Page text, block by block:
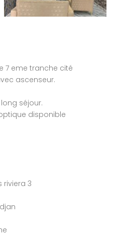
7 eme tranche cité
ascenseur.
séjour.
disponible
riviera 3